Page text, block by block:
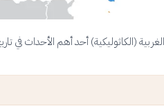
(الكاثوليكية) أحد أهم الأحداث في